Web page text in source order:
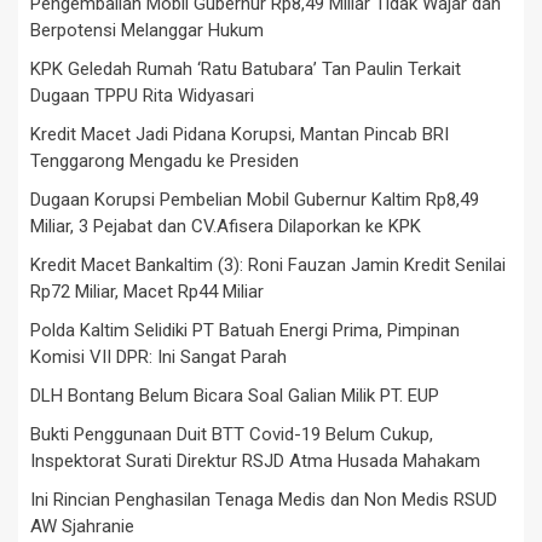
Berpotensi Melanggar Hukum
KPK Geledah Rumah ‘Ratu Batubara’ Tan Paulin Terkait
Dugaan TPPU Rita Widyasari
Kredit Macet Jadi Pidana Korupsi, Mantan Pincab BRI
Tenggarong Mengadu ke Presiden
Dugaan Korupsi Pembelian Mobil Gubernur Kaltim Rp8,49
Miliar, 3 Pejabat dan CV.Afisera Dilaporkan ke KPK
Kredit Macet Bankaltim (3): Roni Fauzan Jamin Kredit Senilai
Rp72 Miliar, Macet Rp44 Miliar
Polda Kaltim Selidiki PT Batuah Energi Prima, Pimpinan
Komisi VII DPR: Ini Sangat Parah
DLH Bontang Belum Bicara Soal Galian Milik PT. EUP
Bukti Penggunaan Duit BTT Covid-19 Belum Cukup,
Inspektorat Surati Direktur RSJD Atma Husada Mahakam
Ini Rincian Penghasilan Tenaga Medis dan Non Medis RSUD
AW Sjahranie